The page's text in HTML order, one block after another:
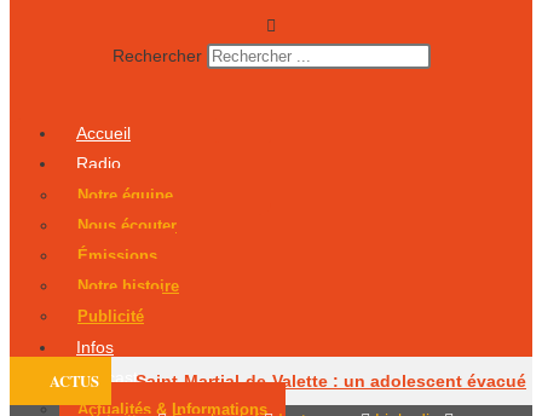
Rechercher
Accueil
Radio
Notre équipe
Nous écouter
Émissions
Notre histoire
Publicité
Infos
Podcasts
Actualités & Informations
ACTUS Saint-Martial-de-Valette : un adolescent évacué